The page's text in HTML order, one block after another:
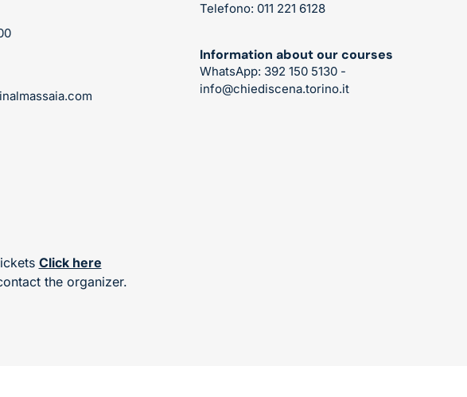
Telefono: 011 221 6128
Information about our courses
WhatsApp: 392 150 5130 -
info@chiediscena.torino.it
Click here
the organizer.